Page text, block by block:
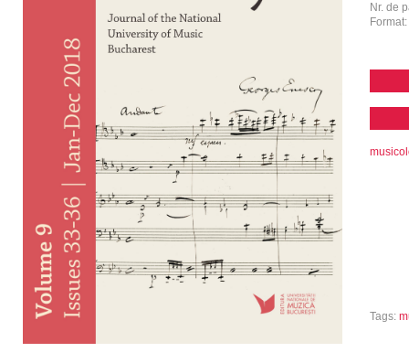
Nr. de
Format:
Tags: